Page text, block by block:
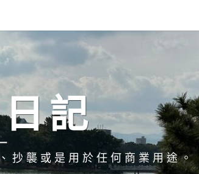
記
抄襲或是用於任何商業用途。